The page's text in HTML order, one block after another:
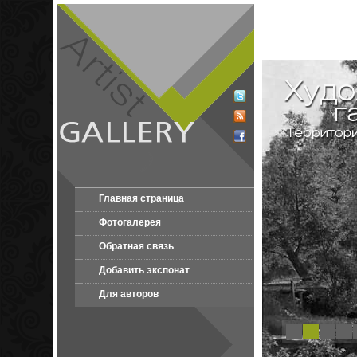
Главная страница
Фотогалерея
Обратная связь
Добавить экспонат
Для авторов